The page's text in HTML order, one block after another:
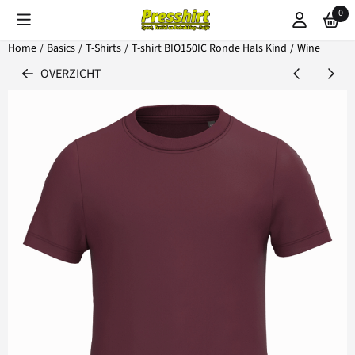
Cookievoorkeuren zijn beschikbaar. Kies instellingen of sta alle 0
Home / Basics / T-Shirts / T-shirt BIO150IC Ronde Hals Kind / Wine
OVERZICHT